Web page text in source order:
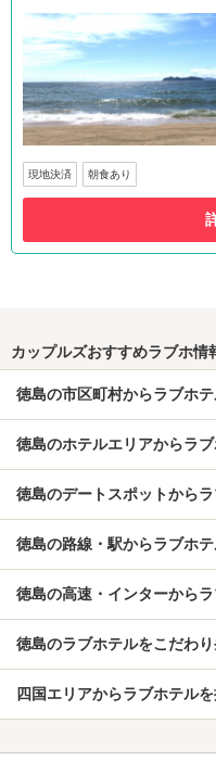
現地決済 朝食あり
カップルズおすすめラブホ情
徳島の市区町村からラブホ
徳島のホテルエリアからラ
徳島のデートスポットから
徳島の路線・駅からラブホ
徳島の高速・インターから
徳島のラブホテルをこだわ
四国エリアからラブホテル